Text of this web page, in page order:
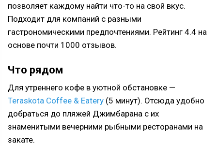
позволяет каждому найти что-то на свой вкус.
Подходит для компаний с разными
гастрономическими предпочтениями. Рейтинг 4.4 на
основе почти 1000 отзывов.
Что рядом
Для утреннего кофе в уютной обстановке —
Teraskota Coffee & Eatery (5 минут). Отсюда удобно
добраться до пляжей Джимбарана с их
знаменитыми вечерними рыбными ресторанами на
закате.